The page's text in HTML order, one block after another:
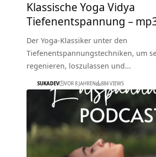
Klassische Yoga Vidya
Tiefenentspannung –
Der Yoga-Klassiker unter den
Tiefenentspannungstechniken, um
regenieren, loszulassen und…
SUKADEV VOR 8 JAHREN 884 VIEWS